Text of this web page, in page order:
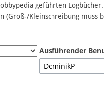
geführten
(Groß-/Kleinschreibung muss
Ausführender